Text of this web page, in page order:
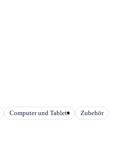
Computer und Tablets Zubehör